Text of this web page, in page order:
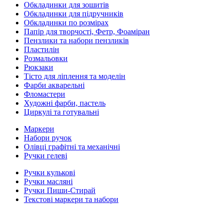
Обкладинки для зошитів
Обкладинки для підручників
Обкладинки по розмірах
Папір для творчості, Фетр, Фоаміран
Пензлики та набори пензликів
Пластилін
Розмальовки
Рюкзаки
Тісто для ліплення та моделін
Фарби акварельні
Фломастери
Художні фарби, пастель
Циркулі та готувальні
Маркери
Набори ручок
Олівці графітні та механічні
Ручки гелеві
Ручки кулькові
Ручки масляні
Ручки Пиши-Стирай
Текстові маркери та набори